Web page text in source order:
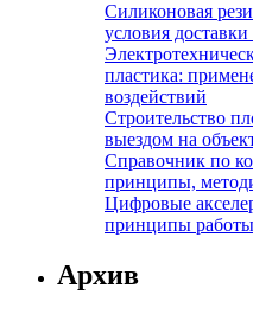
Силиконовая
условия
пластика:
воздействий
Строительство
выездом на
Справочник по
принципы,
Цифровые
принципы
Архив